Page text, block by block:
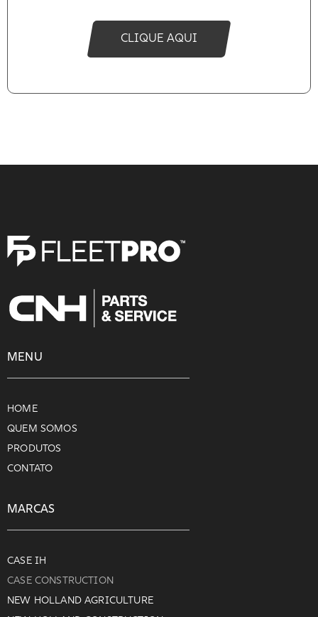
CLIQUE AQUI
MENU
HOME
QUEM SOMOS
PRODUTOS
CONTATO
MARCAS
CASE IH
CASE CONSTRUCTION
NEW HOLLAND AGRICULTURE